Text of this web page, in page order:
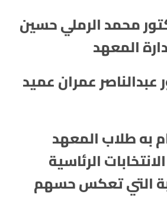
محمد الرملي حسين
المعهد
عبدالناصر عمران عميد
طلاب المعهد
الرئاسية
التي تعكس حسهم